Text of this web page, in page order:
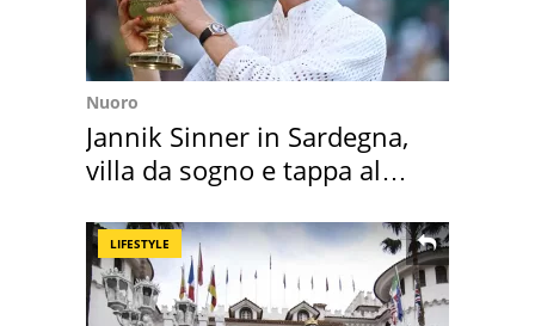
Nuoro
Jannik Sinner in Sardegna,
villa da sogno e tappa al
LIFESTYLE